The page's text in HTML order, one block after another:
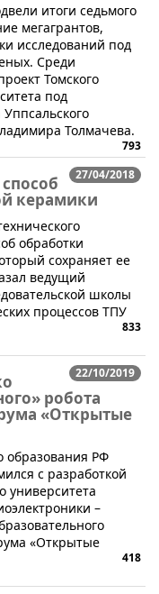
итоги седьмого
мегагрантов,
исследований под
Среди
Томского
под
Толмачева.
793
27/04/2018
керамики
обработки
сохраняет ее
ведущий
школы
процессов ТПУ
833
22/10/2019
робота
«Открытые
образования РФ
с разработкой
университета
–
«Открытые
418